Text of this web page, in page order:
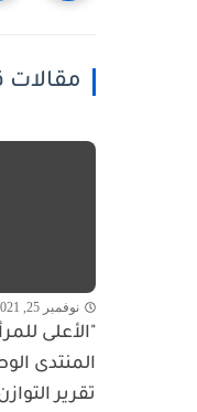
نوفمبر 25, 2021
"الأعلى
المنتدى
تقرير